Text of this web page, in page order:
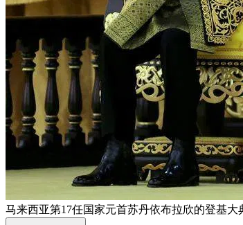
马来西亚第17任国家元首苏丹依布拉欣的登基大